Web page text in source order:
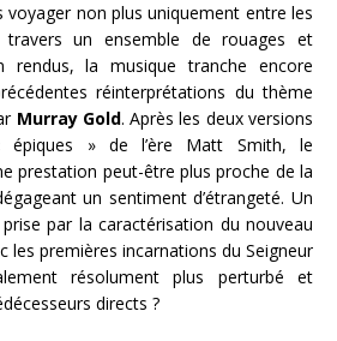
voyager non plus uniquement entre les
un ensemble de rouages et
rendus, la musique tranche encore
réinterprétations du thème
Murray Gold. Après les deux versions
» de l’ère Matt Smith, le
prestation peut-être plus proche de la
un sentiment d’étrangeté. Un
par la caractérisation du nouveau
les premières incarnations du Seigneur
résolument plus perturbé et
directs ?